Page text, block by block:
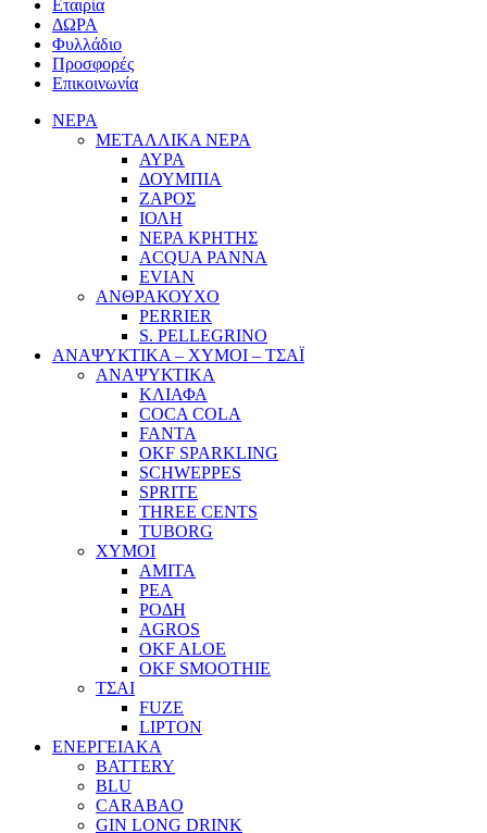
Εταιρία
ΔΩΡΑ
Φυλλάδιο
Προσφορές
Επικοινωνία
ΝΕΡΑ
ΜΕΤΑΛΛΙΚΑ ΝΕΡΑ
ΑΥΡΑ
ΔΟΥΜΠΙΑ
ΖΑΡΟΣ
ΙΟΛΗ
ΝΕΡΑ ΚΡΗΤΗΣ
ACQUA PANNA
EVIAN
ΑΝΘΡΑΚΟΥΧΟ
PERRIER
S. PELLEGRINO
ΑΝΑΨΥΚΤΙΚΑ – ΧΥΜΟΙ – ΤΣΑΪ
ΑΝΑΨΥΚΤΙΚΑ
ΚΛΙΑΦΑ
COCA COLA
FANTA
OKF SPARKLING
SCHWEPPES
SPRITE
THREE CENTS
TUBORG
ΧΥΜΟΙ
ΑΜΙΤΑ
ΡΕΑ
ΡΟΔΗ
AGROS
OKF ALOE
OKF SMOOTHIE
ΤΣΑΙ
FUZE
LIPTON
ΕΝΕΡΓΕΙΑΚΑ
BATTERY
BLU
CARABAO
GIN LONG DRINK